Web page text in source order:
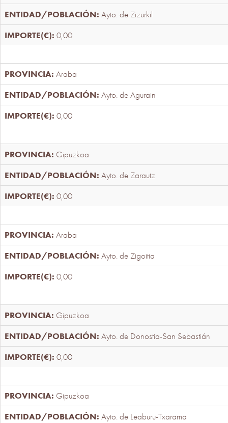
Ayto. de Zizurkil
0,00
Araba
Ayto. de Agurain
0,00
Gipuzkoa
Ayto. de Zarautz
0,00
Araba
Ayto. de Zigoitia
0,00
Gipuzkoa
Ayto. de Donostia-San Sebastián
0,00
Gipuzkoa
Ayto. de Leaburu-Txarama